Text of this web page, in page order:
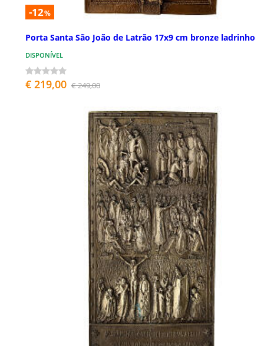
-12%
Porta Santa São João de Latrão 17x9 cm bronze ladrinho
DISPONÍVEL
€ 219,00 € 249,00